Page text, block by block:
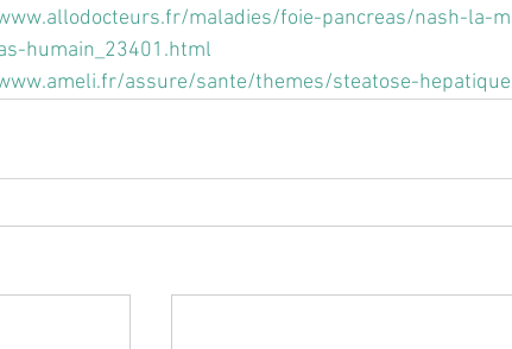
maladies/foie-pancreas/nash-la-
humain_23401.html
assure/sante/themes/steatose-